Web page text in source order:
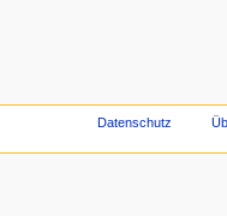
Datenschutz